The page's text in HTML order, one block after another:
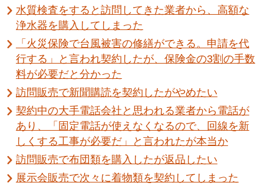
水質検査をすると訪問してきた業者から、高額な
浄水器を購入してしまった
「火災保険で台風被害の修繕ができる。申請を代
行する」と言われ契約したが、保険金の3割の手数
料が必要だと分かった
訪問販売で新聞購読を契約したがやめたい
契約中の大手電話会社と思われる業者から電話が
あり、「固定電話が使えなくなるので、回線を新
しくする工事が必要だ」と言われたが本当か
訪問販売で布団類を購入したが返品したい
展示会販売で次々に着物類を契約してしまった